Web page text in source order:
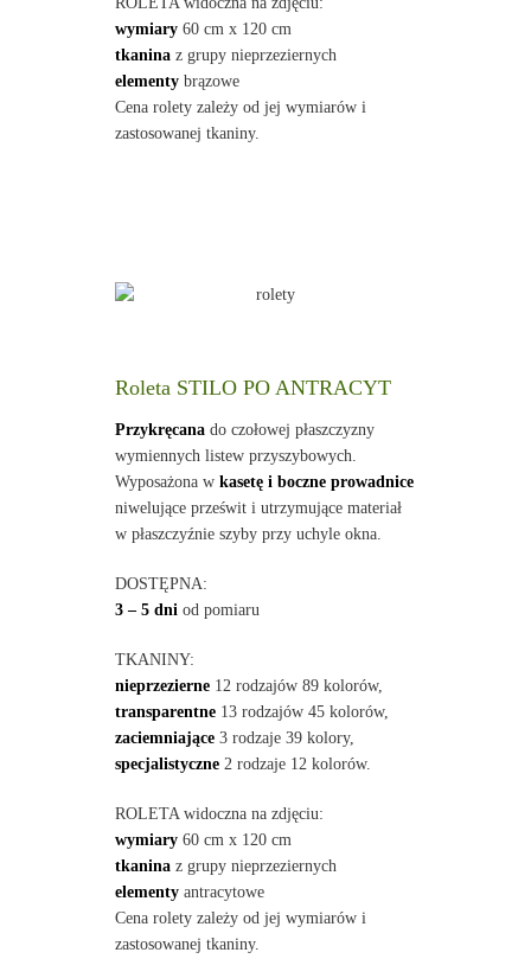
wymiary60 cm x 120 cm
tkaninaz grupy nieprzeziernych
elementybrązowe
Cena rolety zależy od jej wymiarów i
zastosowanej tkaniny.
Roleta STILO PO ANTRACYT
Przykręcanado czołowej płaszczyzny
wymiennych listew przyszybowych.
Wyposażona w kasetę i boczne prowadnice
niwelujące prześwit i utrzymujące materiał
w płaszczyźnie szyby przy uchyle okna.
DOSTĘPNA:
3 – 5 dni od pomiaru
TKANINY:
nieprzezierne12 rodzajów 89 kolorów,
transparentne13 rodzajów 45 kolorów,
zaciemniające3 rodzaje 39 kolory,
specjalistyczne2 rodzaje 12 kolorów.
ROLETA widoczna na zdjęciu:
wymiary60 cm x 120 cm
tkaninaz grupy nieprzeziernych
elementyantracytowe
Cena rolety zależy od jej wymiarów i
zastosowanej tkaniny.